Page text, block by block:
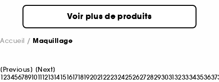
Voir plus de produits
Accueil Maquillage
[Previous] [Next]
12345678910111213141516171819202122232425262728293031323334353637